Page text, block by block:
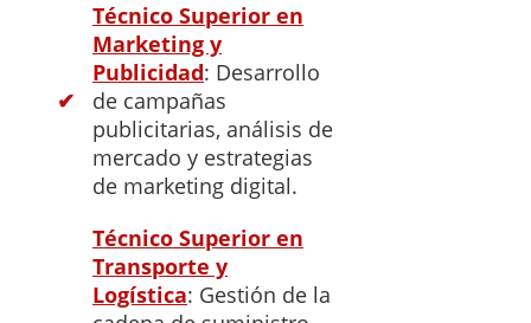
Técnico Superior en
Marketing y
Publicidad: Desarrollo
de campañas
publicitarias, análisis de
mercado y estrategias
de marketing digital.
Técnico Superior en
Transporte y
Logística: Gestión de la